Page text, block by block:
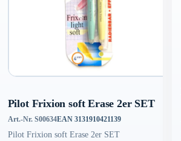
Pilot Frixion soft Erase 2er SET
Art.-Nr. S00634EAN 3131910421139
Pilot Frixion soft Erase 2er SET